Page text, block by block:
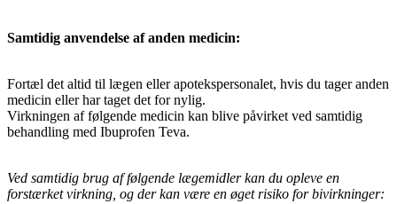
Samtidig anvendelse af anden medicin:
Fortæl det altid til lægen eller apotekspersonalet, hvis du tager anden
medicin eller har taget det for nylig.
Virkningen af følgende medicin kan blive påvirket ved samtidig
behandling med Ibuprofen Teva.
Ved samtidig brug af følgende lægemidler kan du opleve en
forstærket virkning, og der kan være en øget risiko for bivirkninger: